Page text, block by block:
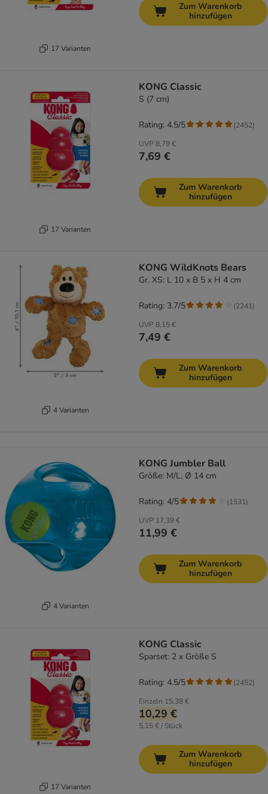
17 Varianten
Zum Warenkorb
hinzufügen
17 Varianten
KONG Classic
S (7 cm)
UVP 8,79 €
7,69 €
Rating: 4.5/5 (2452)
Zum Warenkorb
hinzufügen
4 Varianten
KONG WildKnots Bears
Gr. XS: L 10 x B 5 x H 4 cm
UVP 8,15 €
7,49 €
Rating: 3.7/5 (2241)
Zum Warenkorb
hinzufügen
4 Varianten
KONG Jumbler Ball
Größe: M/L, Ø 14 cm
UVP 17,39 €
11,99 €
Rating: 4/5 (1531)
Zum Warenkorb
hinzufügen
17 Varianten
KONG Classic
Sparset: 2 x Größe S
Einzeln 15,38 €
10,29 €
5,15 € / Stück
Rating: 4.5/5 (2452)
Zum Warenkorb
hinzufügen